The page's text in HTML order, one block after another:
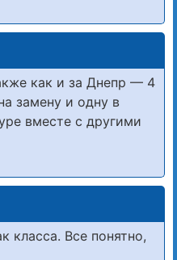
как и за Днепр — 4
замену и одну в
вместе с другими
класса. Все понятно,